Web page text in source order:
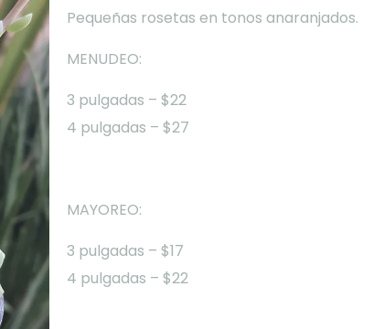
Pequeñas rosetas en tonos anaranjados.
MENUDEO:
3 pulgadas – $22
4 pulgadas – $27
MAYOREO:
3 pulgadas – $17
4 pulgadas – $22